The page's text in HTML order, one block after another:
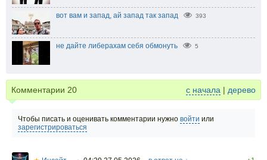
вот вам и запад, ай запад так запад 393
не дайте либерахам себя обмонуть 5
Комментарии 20 с начала | дерево
Чтобы писать и оценивать комментарии нужно войти или
зарегистрироваться